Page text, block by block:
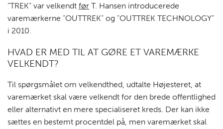
”TREK” var velkendt før T. Hansen introducerede
varemærkerne ”OUTTREK” og ”OUTTREK TECHNOLOGY”
i 2010.
HVAD ER MED TIL AT GØRE ET VAREMÆRKE
VELKENDT?
Til spørgsmålet om velkendthed, udtalte Højesteret, at
varemærket skal være velkendt for den brede offentlighed
eller alternativt en mere specialiseret kreds. Der kan ikke
sættes en bestemt procentdel på, men varemærket skal